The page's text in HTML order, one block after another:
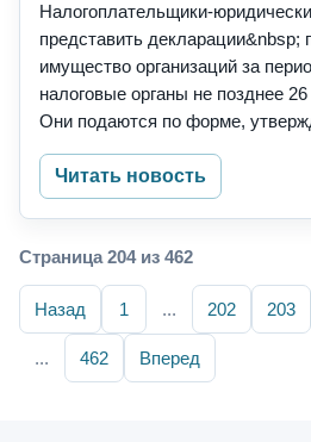
Налогоплательщики-
представить декларации&nbsp;
имущество организаций за
налоговые органы не позднее
Они подаются по форме,
Читать новость
Страница 204 из 462
Назад 1 ... 202 203
... 462 Вперед